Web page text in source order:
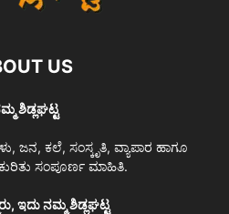
US
ಶಿಡ್ಲಘಟ್ಟ
ಜನ, ಕಲೆ, ಸಂಸ್ಕೃತಿ, ವ್ಯಾಪಾರ ಹಾಗೂ
ಸಂಪೂರ್ಣ ಮಾಹಿತಿ.
ಇದು ನಮ್ಮ ಶಿಡ್ಲಘಟ್ಟ